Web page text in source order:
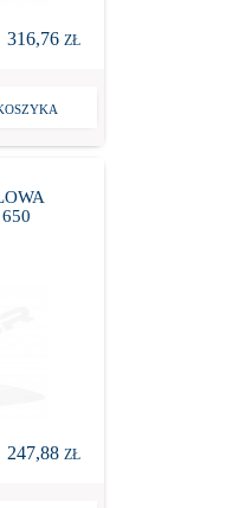
316,76 ZŁ
247,88 ZŁ